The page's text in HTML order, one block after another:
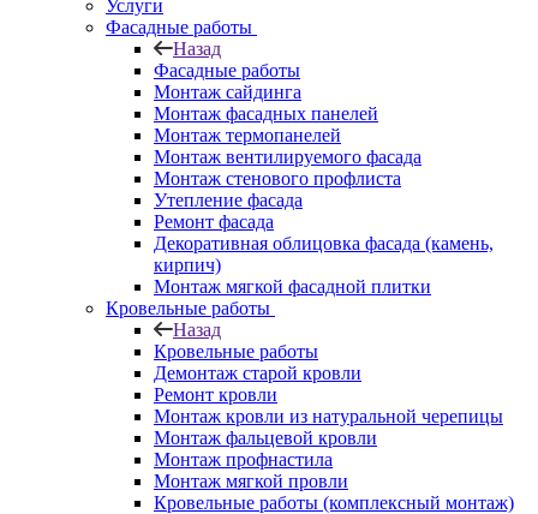
Услуги
Фасадные работы
Назад
Фасадные работы
Монтаж сайдинга
Монтаж фасадных панелей
Монтаж термопанелей
Монтаж вентилируемого фасада
Монтаж стенового профлиста
Утепление фасада
Ремонт фасада
Декоративная облицовка фасада (камень,
кирпич)
Монтаж мягкой фасадной плитки
Кровельные работы
Назад
Кровельные работы
Демонтаж старой кровли
Ремонт кровли
Монтаж кровли из натуральной черепицы
Монтаж фальцевой кровли
Монтаж профнастила
Монтаж мягкой провли
Кровельные работы (комплексный монтаж)